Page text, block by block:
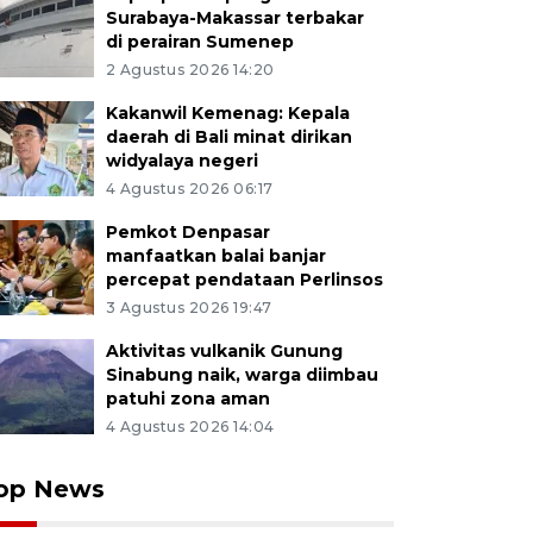
Surabaya-Makassar terbakar
di perairan Sumenep
2 Agustus 2026 14:20
Kakanwil Kemenag: Kepala
daerah di Bali minat dirikan
widyalaya negeri
4 Agustus 2026 06:17
Pemkot Denpasar
manfaatkan balai banjar
percepat pendataan Perlinsos
3 Agustus 2026 19:47
Aktivitas vulkanik Gunung
Sinabung naik, warga diimbau
patuhi zona aman
4 Agustus 2026 14:04
News